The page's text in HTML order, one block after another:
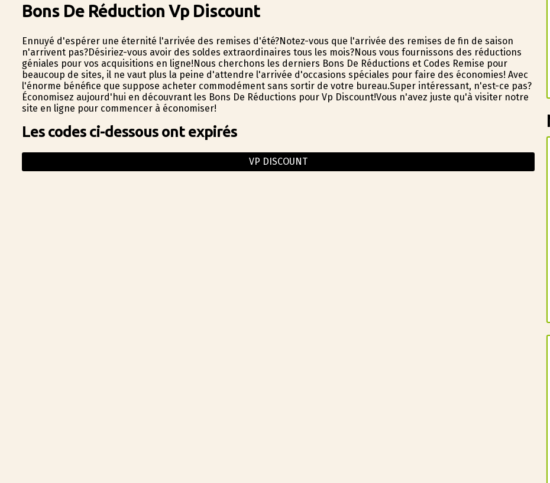
Bons De Réduction Vp Discount
Ennuyé d'espérer une éternité l'arrivée des remises d'été?Notez-vous que l'arrivée des remises de fin de saison
n'arrivent pas?Désiriez-vous avoir des soldes extraordinaires tous les mois?Nous vous fournissons des réductions
géniales pour vos acquisitions en ligne!Nous cherchons les derniers Bons De Réductions et Codes Remise pour
beaucoup de sites, il ne vaut plus la peine d'attendre l'arrivée d'occasions spéciales pour faire des économies! Avec
l'énorme bénéfice que suppose acheter commodément sans sortir de votre bureau.Super intéressant, n'est-ce pas?
Économisez aujourd'hui en découvrant les Bons De Réductions pour Vp Discount!Vous n'avez juste qu'à visiter notre
site en ligne pour commencer à économiser!
Les codes ci-dessous ont expirés
VP DISCOUNT